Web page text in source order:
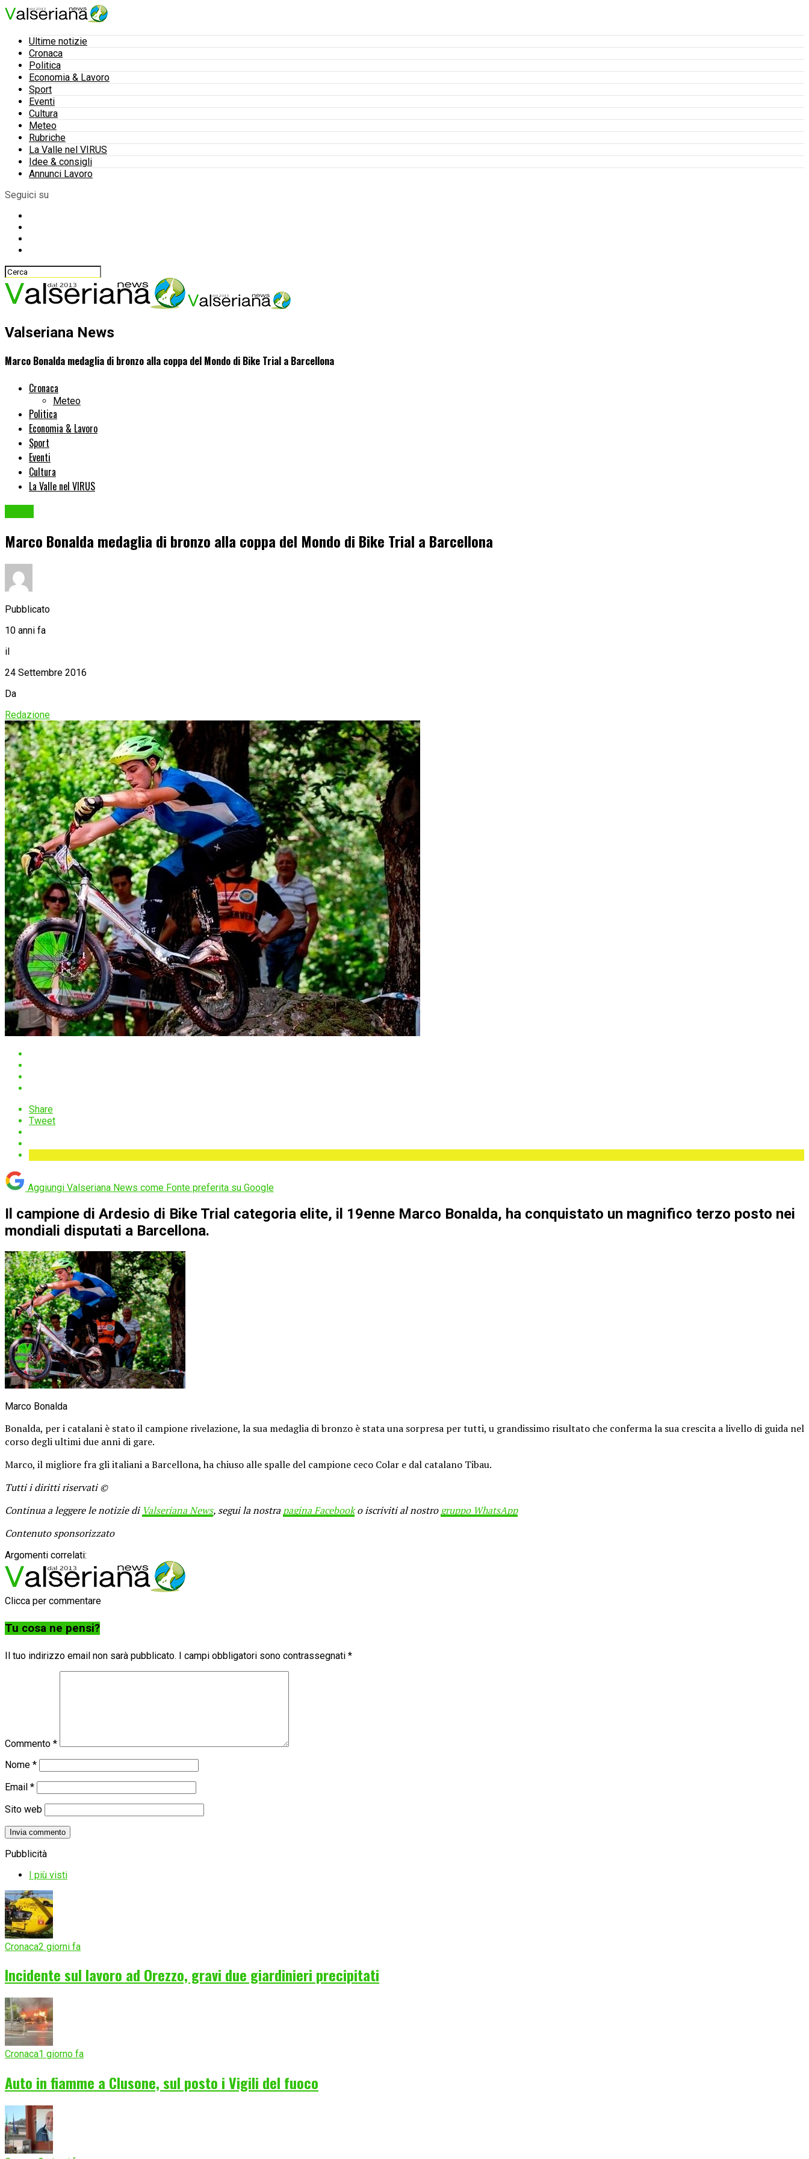
Ultime notizie
Cronaca
Politica
Economia & Lavoro
Sport
Eventi
Cultura
Meteo
Rubriche
La Valle nel VIRUS
Idee & consigli
Annunci Lavoro
Seguici su
Valseriana News
Marco Bonalda medaglia di bronzo alla coppa del Mondo di Bike Trial a Barcellona
Cronaca
Meteo
Politica
Economia & Lavoro
Sport
Eventi
Cultura
La Valle nel VIRUS
Marco Bonalda medaglia di bronzo alla coppa del Mondo di Bike Trial a Barcellona
Pubblicato
10 anni fa
il
24 Settembre 2016
Da
Redazione
Share
Tweet
Aggiungi Valseriana News come Fonte preferita su Google
Il campione di Ardesio di Bike Trial categoria elite, il 19enne Marco Bonalda, ha conquistato un magnifico terzo posto nei
mondiali disputati a Barcellona.
Marco Bonalda
Bonalda, per i catalani è stato il campione rivelazione, la sua medaglia di bronzo è stata una sorpresa per tutti, u grandissimo risultato che conferma la sua crescita a livello di guida nel
corso degli ultimi due anni di gare.
Marco, il migliore fra gli italiani a Barcellona, ha chiuso alle spalle del campione ceco Colar e dal catalano Tibau.
Tutti i diritti riservati ©
Continua a leggere le notizie di Valseriana News, segui la nostrapagina Facebooko iscriviti al nostrogruppo WhatsApp
Contenuto sponsorizzato
Argomenti correlati:
Clicca per commentare
Tu cosa ne pensi?
Il tuo indirizzo email non sarà pubblicato. I campi obbligatori sono contrassegnati *
Commento *
Nome *
Email *
Sito web
Pubblicità
I più visti
Cronaca2 giorni fa
Incidente sul lavoro ad Orezzo, gravi due giardinieri precipitati
Cronaca1 giorno fa
Auto in fiamme a Clusone, sul posto i Vigili del fuoco